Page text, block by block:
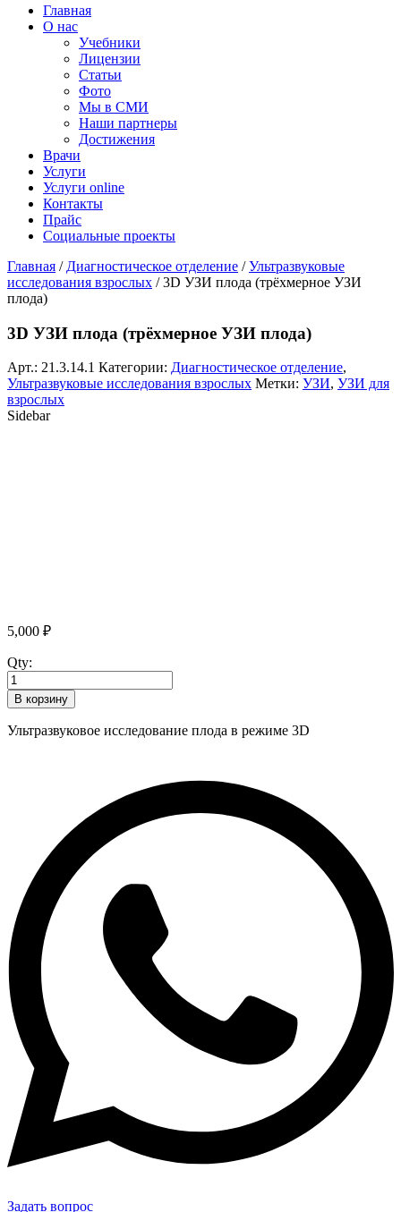
Главная
О нас
Учебники
Лицензии
Статьи
Фото
Мы в СМИ
Наши партнеры
Достижения
Врачи
Услуги
Услуги online
Контакты
Прайс
Социальные проекты
Главная / Диагностическое отделение /Ультразвуковые
исследования взрослых / 3D УЗИ плода (трёхмерное УЗИ
плода)
3D УЗИ плода (трёхмерное УЗИ плода)
Арт.: 21.3.14.1 Категории: Диагностическое отделение,
Ультразвуковые исследования взрослых Метки: УЗИ, УЗИ для
взрослых
Sidebar
5,000 ₽
Qty:
В корзину
Ультразвуковое исследование плода в режиме 3D
Задать вопрос